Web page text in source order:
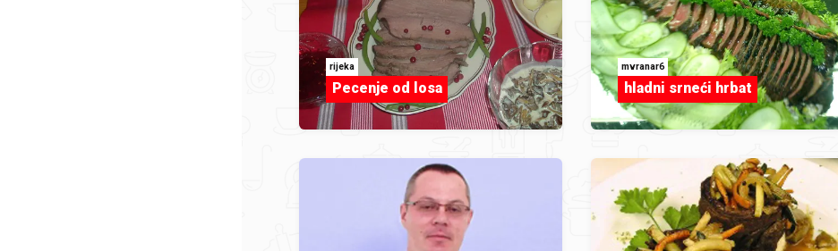
rijeka
Pecenje od losa
mvranar6
hladni srneći hrbat